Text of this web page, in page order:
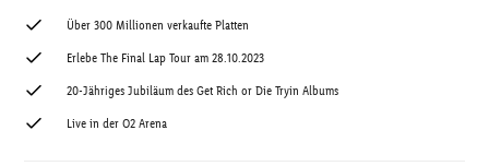
Über 300 Millionen verkaufte Platten
Erlebe The Final Lap Tour am 28.10.2023
20-Jähriges Jubiläum des Get Rich or Die Tryin Albums
Live in der O2 Arena